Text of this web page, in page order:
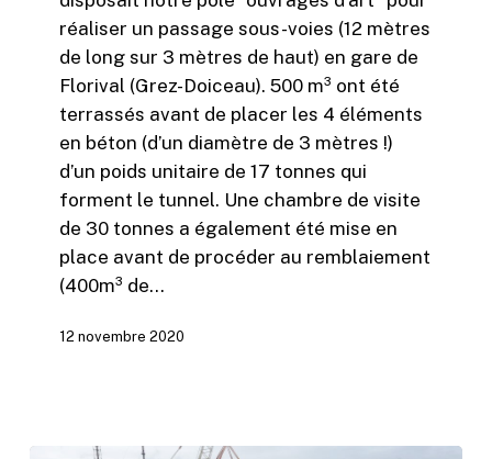
(timelaps)
réaliser un passage sous-voies (12 mètres
de long sur 3 mètres de haut) en gare de
Florival (Grez-Doiceau). 500 m³ ont été
terrassés avant de placer les 4 éléments
en béton (d’un diamètre de 3 mètres !)
d’un poids unitaire de 17 tonnes qui
forment le tunnel. Une chambre de visite
de 30 tonnes a également été mise en
place avant de procéder au remblaiement
(400m³ de…
12 novembre 2020